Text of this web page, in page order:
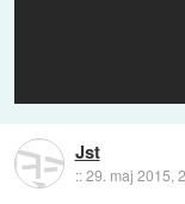
Jst
::29. maj 2015,